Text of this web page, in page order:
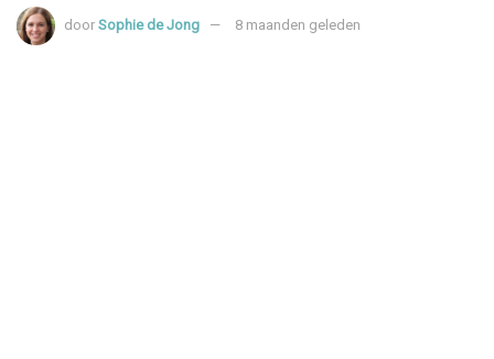
door Sophie de Jong 8 maanden geleden